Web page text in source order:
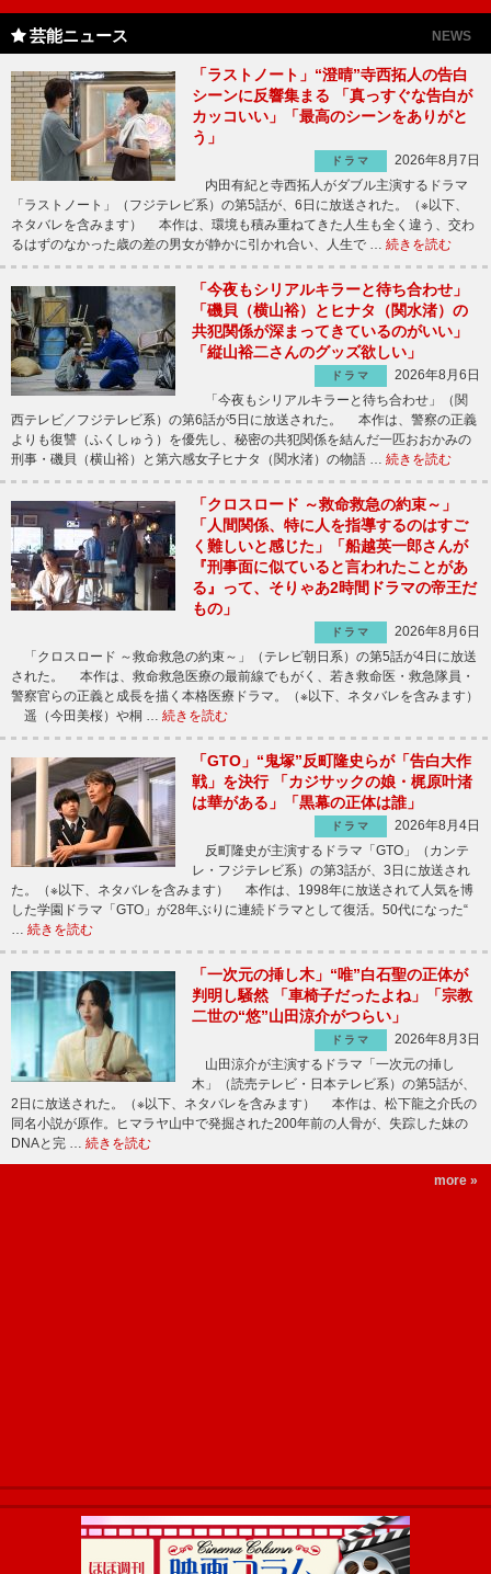
芸能ニュース NEWS
「ラストノート」“澄晴”寺西拓人の告白
シーンに反響集まる 「真っすぐな告白が
カッコいい」「最高のシーンをありがと
う」
ドラマ
2026年8月7日
内田有紀と寺西拓人がダブル主演するドラマ
「ラストノート」（フジテレビ系）の第5話が、6日に放送された。（※以下、
ネタバレを含みます） 本作は、環境も積み重ねてきた人生も全く違う、交わ
るはずのなかった歳の差の男女が静かに引かれ合い、人生で … 続きを読む
「今夜もシリアルキラーと待ち合わせ」
「磯貝（横山裕）とヒナタ（関水渚）の
共犯関係が深まってきているのがいい」
「縦山裕二さんのグッズ欲しい」
ドラマ
2026年8月6日
「今夜もシリアルキラーと待ち合わせ」（関
西テレビ／フジテレビ系）の第6話が5日に放送された。 本作は、警察の正義
よりも復讐（ふくしゅう）を優先し、秘密の共犯関係を結んだ一匹おおかみの
刑事・磯貝（横山裕）と第六感女子ヒナタ（関水渚）の物語 … 続きを読む
「クロスロード ～救命救急の約束～」
「人間関係、特に人を指導するのはすご
く難しいと感じた」「船越英一郎さんが
『刑事面に似ていると言われたことがあ
る』って、そりゃあ2時間ドラマの帝王だ
もの」
ドラマ
2026年8月6日
「クロスロード ～救命救急の約束～」（テレビ朝日系）の第5話が4日に放送
された。 本作は、救命救急医療の最前線でもがく、若き救命医・救急隊員・
警察官らの正義と成長を描く本格医療ドラマ。（※以下、ネタバレを含みます）
遥（今田美桜）や桐 … 続きを読む
「GTO」“鬼塚”反町隆史らが「告白大作
戦」を決行 「カジサックの娘・梶原叶渚
は華がある」「黒幕の正体は誰」
ドラマ
2026年8月4日
反町隆史が主演するドラマ「GTO」（カンテ
レ・フジテレビ系）の第3話が、3日に放送され
た。（※以下、ネタバレを含みます） 本作は、1998年に放送されて人気を博
した学園ドラマ「GTO」が28年ぶりに連続ドラマとして復活。50代になった“
… 続きを読む
「一次元の挿し木」“唯”白石聖の正体が
判明し騒然 「車椅子だったよね」「宗教
二世の“悠”山田涼介がつらい」
ドラマ
2026年8月3日
山田涼介が主演するドラマ「一次元の挿し
木」（読売テレビ・日本テレビ系）の第5話が、
2日に放送された。（※以下、ネタバレを含みます） 本作は、松下龍之介氏の
同名小説が原作。ヒマラヤ山中で発掘された200年前の人骨が、失踪した妹の
DNAと完 … 続きを読む
more »